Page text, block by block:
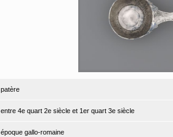
patère
entre 4e quart 2e siècle et 1er quart 3e siècle
époque gallo-romaine